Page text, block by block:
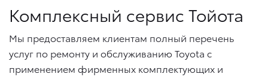
Комплексный сервис Тойота
Мы предоставляем клиентам полный перечень
услуг по ремонту и обслуживанию Toyota с
применением фирменных комплектующих и